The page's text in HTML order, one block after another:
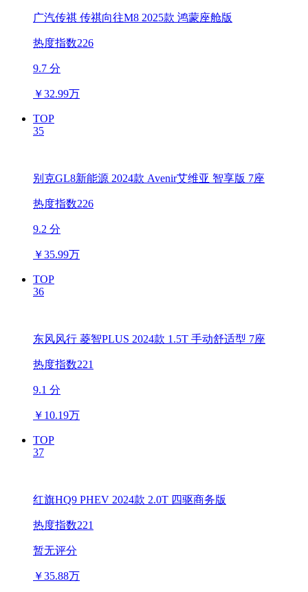
广汽传祺 传祺向往M8 2025款 鸿蒙座舱版
热度指数226
9.7 分
￥32.99万
TOP
35
别克GL8新能源 2024款 Avenir艾维亚 智享版 7座
热度指数226
9.2 分
￥35.99万
TOP
36
东风风行 菱智PLUS 2024款 1.5T 手动舒适型 7座
热度指数221
9.1 分
￥ 10.19万
TOP
37
红旗HQ9 PHEV 2024款 2.0T 四驱商务版
热度指数221
暂无评分
￥35.88万